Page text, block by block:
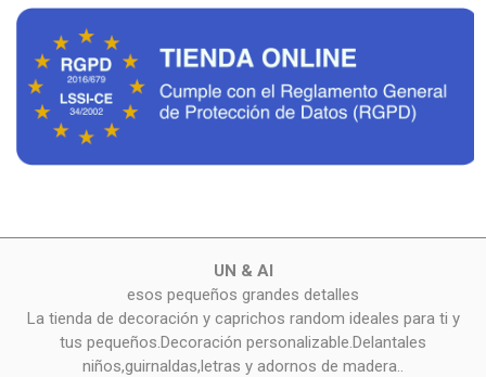
UN & AI
esos pequeños grandes detalles
La tienda de decoración y caprichos random ideales para ti y
tus pequeños.Decoración personalizable.Delantales
niños,guirnaldas,letras y adornos de madera..